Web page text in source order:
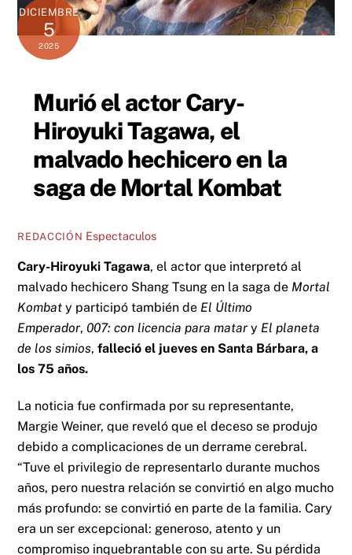
DICIEMBRE
5
2025
Murió el actor Cary-
Hiroyuki Tagawa, el
malvado hechicero en la
saga de Mortal Kombat
REDACCIÓN Espectaculos
Cary-Hiroyuki Tagawa, el actor que interpretó al
malvado hechicero Shang Tsung en la saga de Mortal
Kombat y participó también de El Último
Emperador,007: con licencia para matary El planeta
de los simios,falleció el jueves en Santa Bárbara, a
los 75 años.
La noticia fue confirmada por su representante,
Margie Weiner, que reveló que el deceso se produjo
debido a complicaciones de un derrame cerebral.
“Tuve el privilegio de representarlo durante muchos
años, pero nuestra relación se convirtió en algo mucho
más profundo: se convirtió en parte de la familia. Cary
era un ser excepcional: generoso, atento y un
compromiso inquebrantable con su arte. Su pérdida